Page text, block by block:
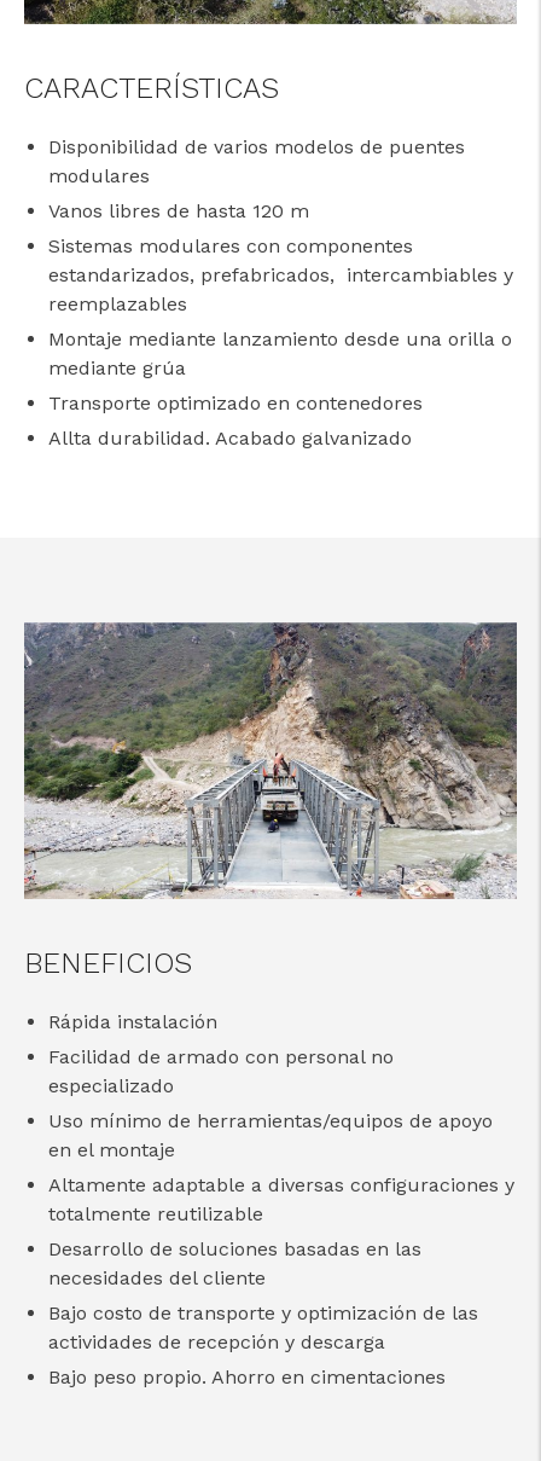
CARACTERÍSTICAS
Disponibilidad de varios modelos de puentes
modulares
Vanos libres de hasta 120 m
Sistemas modulares con componentes
estandarizados, prefabricados, intercambiables y
reemplazables
Montaje mediante lanzamiento desde una orilla o
mediante grúa
Transporte optimizado en contenedores
Allta durabilidad. Acabado galvanizado
BENEFICIOS
Rápida instalación
Facilidad de armado con personal no
especializado
Uso mínimo de herramientas/equipos de apoyo
en el montaje
Altamente adaptable a diversas configuraciones y
totalmente reutilizable
Desarrollo de soluciones basadas en las
necesidades del cliente
Bajo costo de transporte y optimización de las
actividades de recepción y descarga
Bajo peso propio. Ahorro en cimentaciones
cicap@cicap.pt
www.consumidor.pt